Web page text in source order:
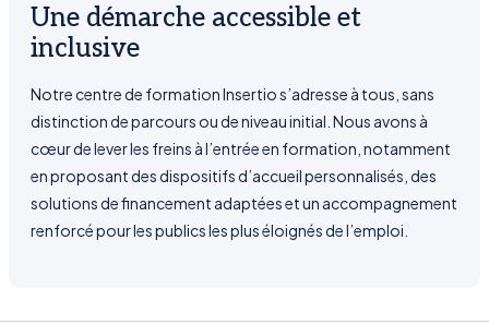
Une démarche accessible et
inclusive
Notre centre de formation Insertio s’adresse à tous, sans
distinction de parcours ou de niveau initial. Nous avons à
cœur de lever les freins à l’entrée en formation, notamment
en proposant des dispositifs d’accueil personnalisés, des
solutions de financement adaptées et un accompagnement
renforcé pour les publics les plus éloignés de l’emploi.